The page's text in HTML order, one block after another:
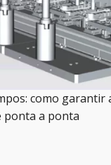
como garantir
ponta a ponta